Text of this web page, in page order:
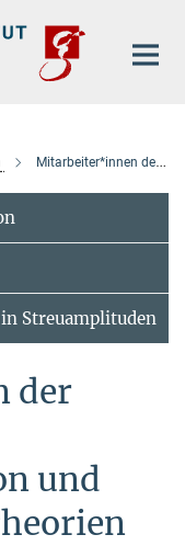
Mitarbeiter*innen der Abteilung
Streuamplituden
der
und